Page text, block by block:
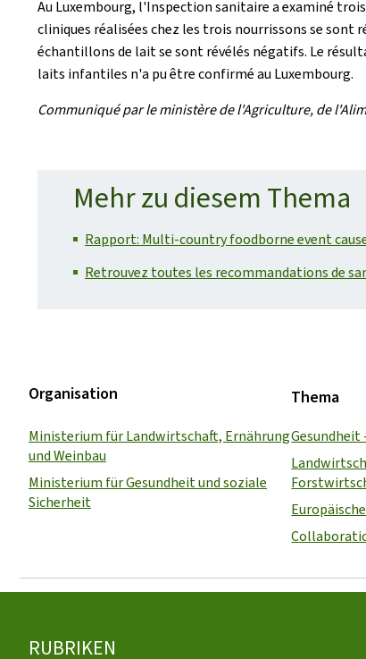
Au Luxembourg, l'Inspection sanitaire a examiné
cliniques réalisées chez les trois nourrissons se
échantillons de lait se sont révélés négatifs. Le
laits infantiles n'a pu être confirmé au Luxembourg.
Communiqué par le ministère de l'Agriculture, de
Mehr zu diesem Thema
Rapport: Multi-country foodborne event
Retrouvez toutes les recommandations de
Organisation
Ministerium für Landwirtschaft, Ernährung
und Weinbau
Ministerium für Gesundheit und soziale
Sicherheit
Thema
Gesundheit
Footer
RUBRIKEN